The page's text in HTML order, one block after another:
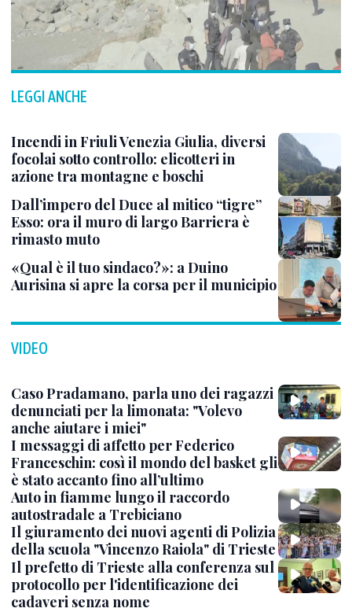
LEGGI ANCHE
Incendi in Friuli Venezia Giulia, diversi
focolai sotto controllo: elicotteri in
azione tra montagne e boschi
Dall’impero del Duce al mitico “tigre”
Esso: ora il muro di largo Barriera è
rimasto muto
«Qual è il tuo sindaco?»: a Duino
Aurisina si apre la corsa per il municipio
VIDEO
Caso Pradamano, parla uno dei ragazzi
denunciati per la limonata: "Volevo
anche aiutare i miei"
I messaggi di affetto per Federico
Franceschin: così il mondo del basket gli
è stato accanto fino all’ultimo
Auto in fiamme lungo il raccordo
autostradale a Trebiciano
Il giuramento dei nuovi agenti di Polizia
della scuola "Vincenzo Raiola" di Trieste
Il prefetto di Trieste alla conferenza sul
protocollo per l'identificazione dei
cadaveri senza nome